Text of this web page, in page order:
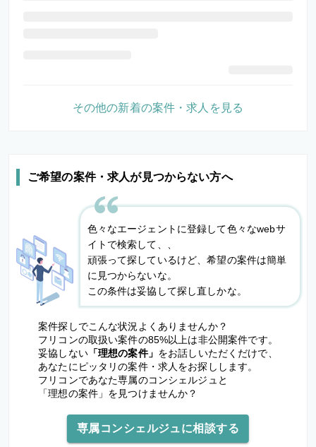
ご希望の案件・求人が見つからない方へ
色々なエージェントに登録して色々なwebサ
イトで検索して、、
頑張って探しているけど、希望の案件は簡単
に見つからないな。
この条件は妥協して探し直しかな。
案件探しでこんな状況よくありませんか？
フリコンの取扱い案件の85%以上は非公開案件です。
妥協しない「理想の案件」 をお話しいただくだけで、
あなたにピッタリの案件・求人をお探しします。
フリコンであなた専属のコンシェルジュと
「理想の案件」を見つけませんか？
専属コンシェルジュに相談する
その他の新着の案件・求人を見る